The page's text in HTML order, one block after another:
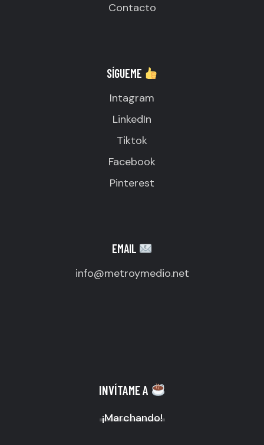
Contacto
SÍGUEME
Intagram
LinkedIn
Tiktok
Facebook
Pinterest
EMAIL
info@metroymedio.net
INVÍTAME A
¡Marchando!